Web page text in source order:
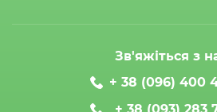
Зв'яжіться з
+ 38 (096) 400